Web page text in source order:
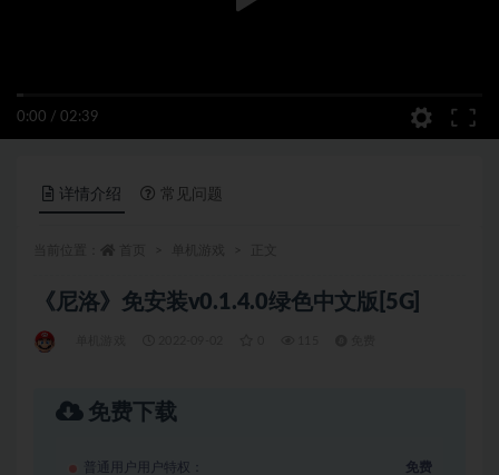
0:00 / 02:39
详情介绍 常见问题
《尼洛》免安装v0.1.4.0绿色中文版[5G]
免费下载
普通用户用户特权： 免费